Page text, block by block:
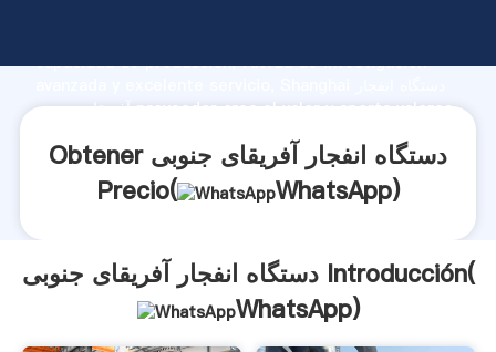
capacidad de producción, fuerza de investigación
آفریقای جنوبی proveedor crea el valor y aporta valores
Obtener دستگاه انفجار آفریقای جنوبی
Precio(
WhatsApp)
دستگاه انفجار آفریقای جنوبی Introducción(
WhatsApp)